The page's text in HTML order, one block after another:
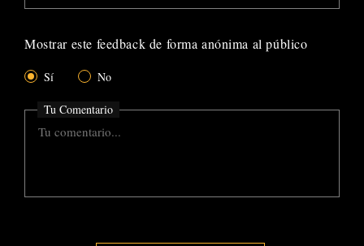
Mostrar este feedback de forma anónima al público
Sí No
Tu Comentario